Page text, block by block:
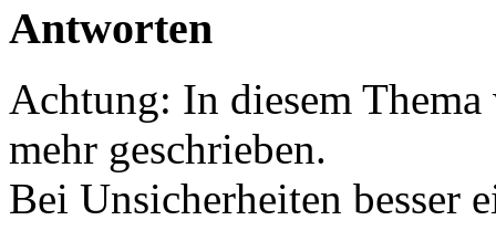
Antworten
Achtung: In diesem
mehr geschrieben.
Bei Unsicherheiten besser